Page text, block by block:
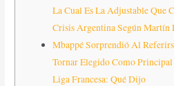
La Cual Es La Adjustable Que
Crisis Argentina Según Martín
Mbappé Sorprendió Al
Tornar Elegido Como Principal
Liga Francesa: Qué Dijo